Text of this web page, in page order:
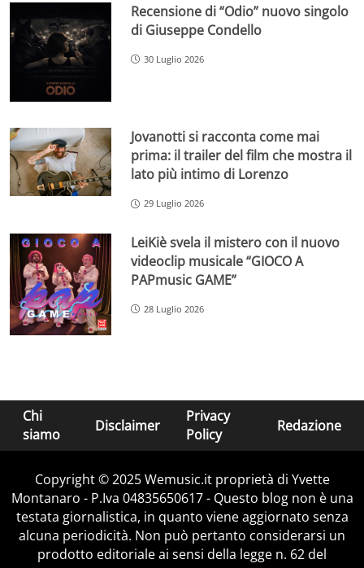
Recensione di “Odio” nuovo singolo
di Giuseppe Condello
30 Luglio 2026
Jovanotti si racconta come mai
prima: il trailer del film che mostra il
lato più intimo di Lorenzo
29 Luglio 2026
LeiKiè svela il mistero con il nuovo
videoclip musicale “GIOCO A
PAPmusic GAME”
28 Luglio 2026
Chi
siamo
Disclaimer
Privacy
Policy
Redazione
Copyright © 2025 Wemusic.it proprietà di Yvette
Montanaro - P.Iva 04835650617 - Questo blog non è una
testata giornalistica, in quanto viene aggiornato senza
alcuna periodicità. Non può pertanto considerarsi un
prodotto editoriale ai sensi della legge n. 62 del